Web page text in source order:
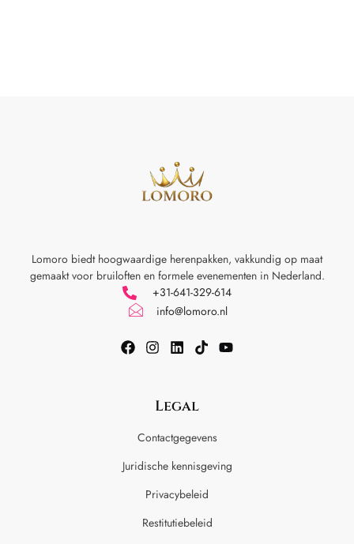
Lomoro biedt hoogwaardige herenpakken, vakkundig op maat
gemaakt voor bruiloften en formele evenementen in Nederland.
+31-641-329-614
info@lomoro.nl
Legal
Contactgegevens
Juridische kennisgeving
Privacybeleid
Restitutiebeleid